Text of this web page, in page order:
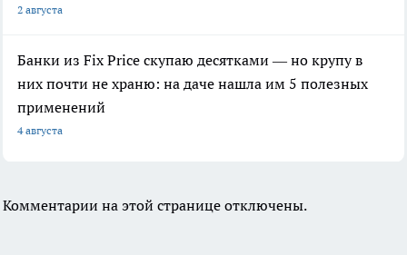
2 августа
Банки из Fix Price скупаю десятками — но крупу в
них почти не храню: на даче нашла им 5 полезных
применений
4 августа
Комментарии на этой странице отключены.